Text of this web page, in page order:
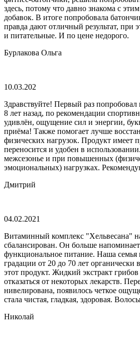
здесь, потому что давно знакома с
добавок. В итоге попробовала
правда дают отличный результат, при
и питательные. И по цене недорого.
Бурлакова Ольга
10.03.202
Здравствуйте! Первый раз
8 лет назад, по рекомендации
удивлён, ощущение сил и энергии,
приёма! Также помогает лучше
физических нагрузок. Продукт имеет
переносится и удобен в
межсезонье и при повышенных
эмоциональных) нагрузках.
Дмитрий
04.02.2021
Витаминный комплекс "Хельвесана"
сбалансирован. Он больше
функциональное питание. Наша семья
градации от 20 до 70 лет органически
этот продукт. Жидкий экстракт
отказаться от некоторых лекарств.
нивелирована, появилось четкое
стала чистая, гладкая, здоровая.
Николай